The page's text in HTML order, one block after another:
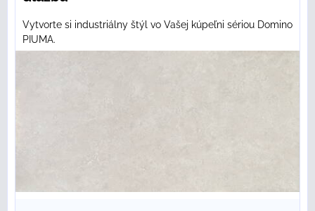
Vytvorte si industriálny štýl vo Vašej kúpeľni sériou Domino
PIUMA.